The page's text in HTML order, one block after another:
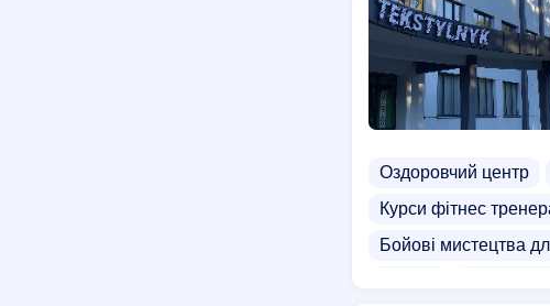
Оздоровчий центр
Курси фітнес
Бойові мистецтва